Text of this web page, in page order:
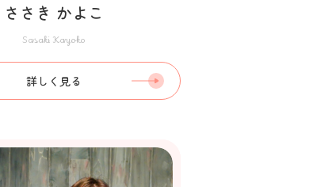
ささき かよこ
Sasaki Kayoko
詳しく見る